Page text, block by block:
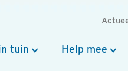
tuin Help mee